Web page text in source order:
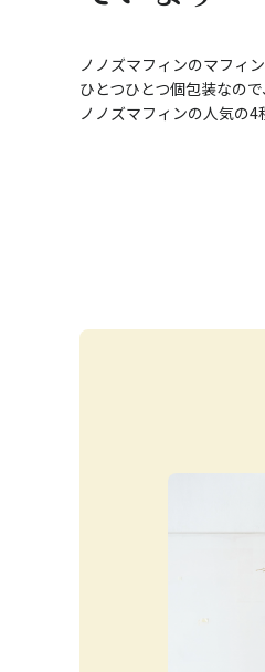
ノノズマフィンのマフィ
ひとつひとつ個包装なの
ノノズマフィンの人気の4